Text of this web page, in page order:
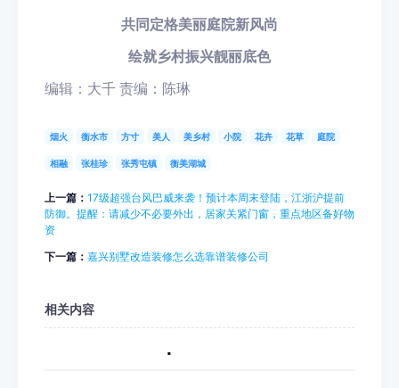
共同定格美丽庭院新风尚
绘就乡村振兴靓丽底色
编辑：大千 责编：陈琳
烟火 衡水市 方寸 美人 美乡村 小院 花卉 花草 庭院
相融 张桂珍 张秀屯镇 衡美湖城
上一篇： 17级超强台风巴威来袭！预计本周末登陆，江浙沪提前
防御。提醒：请减少不必要外出，居家关紧门窗，重点地区备好物
资
下一篇： 嘉兴别墅改造装修怎么选靠谱装修公司
相关内容